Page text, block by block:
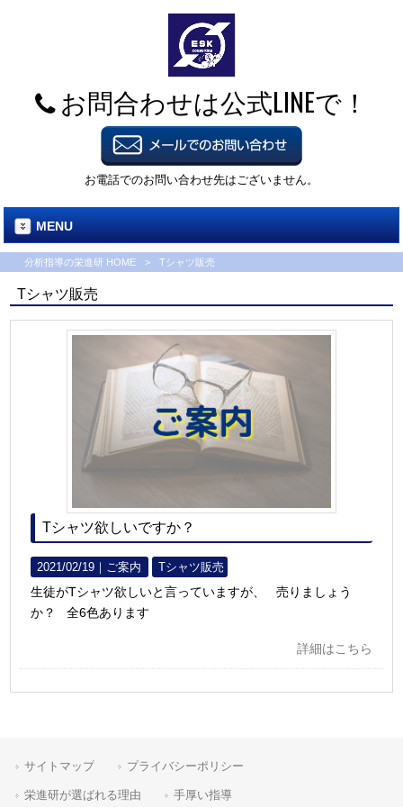
お問合わせは公式LINEで！
お電話でのお問い合わせ先はございません。
MENU
分析指導の栄進研 HOME > Tシャツ販売
Tシャツ販売
Tシャツ欲しいですか？
2021/02/19｜ ご案内 Tシャツ販売
生徒がTシャツ欲しいと言っていますが、 売りましょう
か？ 全6色あります
詳細はこちら
サイトマップ プライバシーポリシー
栄進研が選ばれる理由 手厚い指導